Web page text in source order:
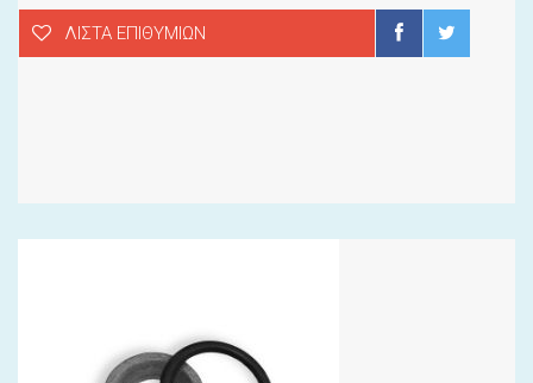
ΛΊΣΤΑ ΕΠΙΘΥΜΙΏΝ